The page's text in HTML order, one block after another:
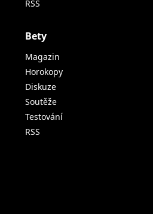
RSS
Bety
Magazin
Horokopy
Diskuze
Soutěže
Testování
RSS